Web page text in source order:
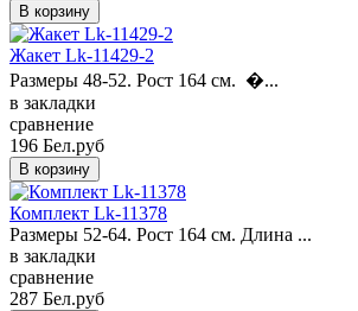
Жакет Lk-11429-2
Размеры 48-52. Рост 164 см. �...
в закладки
сравнение
196 Бел.руб
Комплект Lk-11378
Размеры 52-64. Рост 164 см. Длина ...
в закладки
сравнение
287 Бел.руб